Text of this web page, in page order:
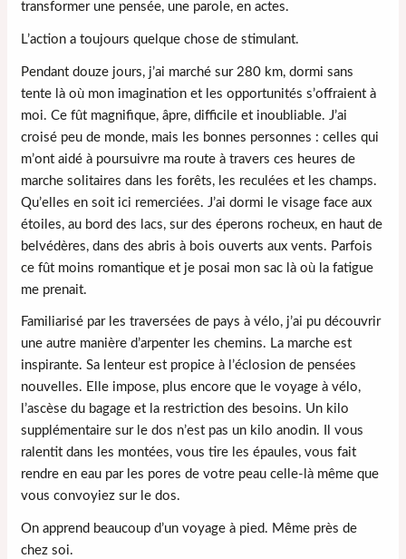
transformer une pensée, une parole, en actes.
L’action a toujours quelque chose de stimulant.
Pendant douze jours, j’ai marché sur 280 km, dormi sans
tente là où mon imagination et les opportunités s’offraient à
moi. Ce fût magnifique, âpre, difficile et inoubliable. J’ai
croisé peu de monde, mais les bonnes personnes : celles qui
m’ont aidé à poursuivre ma route à travers ces heures de
marche solitaires dans les forêts, les reculées et les champs.
Qu’elles en soit ici remerciées. J’ai dormi le visage face aux
étoiles, au bord des lacs, sur des éperons rocheux, en haut de
belvédères, dans des abris à bois ouverts aux vents. Parfois
ce fût moins romantique et je posai mon sac là où la fatigue
me prenait.
Familiarisé par les traversées de pays à vélo, j’ai pu découvrir
une autre manière d’arpenter les chemins. La marche est
inspirante. Sa lenteur est propice à l’éclosion de pensées
nouvelles. Elle impose, plus encore que le voyage à vélo,
l’ascèse du bagage et la restriction des besoins. Un kilo
supplémentaire sur le dos n’est pas un kilo anodin. Il vous
ralentit dans les montées, vous tire les épaules, vous fait
rendre en eau par les pores de votre peau celle-là même que
vous convoyiez sur le dos.
On apprend beaucoup d’un voyage à pied. Même près de
chez soi.